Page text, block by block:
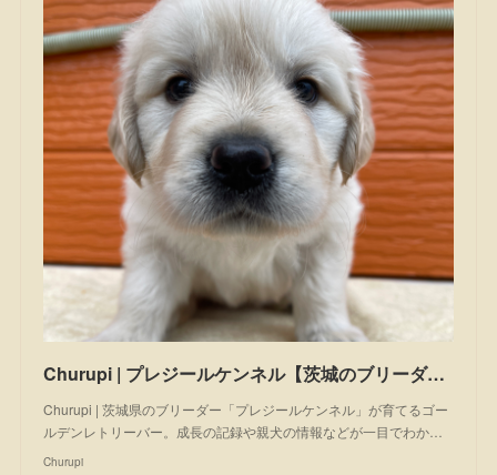
Churupi | プレジールケンネル【茨城のブリーダー】 | ゴールデンレトリーバーの子犬（ゴールデン）
Churupi | 茨城県のブリーダー「プレジールケンネル」が育てるゴー
ルデンレトリーバー。成長の記録や親犬の情報などが一目でわか…
Churupi